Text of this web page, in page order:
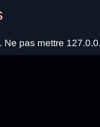
pas mettre